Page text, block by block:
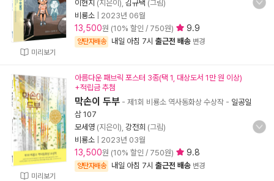
미리보기
이현지 (지은이), 김규택 (그림)
비룡소
2023년 06월
13,500원 (10% 할인 / 750원) 9.9
양탄자배송 내일 아침 7시 출근전 배송 변경
미리보기
아름다운 패브릭 포스터 3종(택 1, 대상도서 1만 원 이상)
+적립금 추첨
막손이 두부 - 제1회 비룡소 역사동화상 수상작 - 일공일
삼 107
모세영 (지은이), 강전희 (그림)
비룡소
2023년 03월
13,500원 (10% 할인 / 750원) 9.8
양탄자배송 내일 아침 7시 출근전 배송 변경